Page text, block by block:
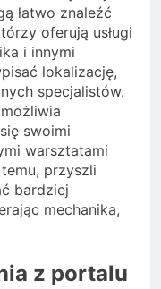
łatwo znaleźć
oferują usługi
i innymi
lokalizację,
specjalistów.
swoimi
warsztatami
przyszli
bardziej
mechanika,
z portalu